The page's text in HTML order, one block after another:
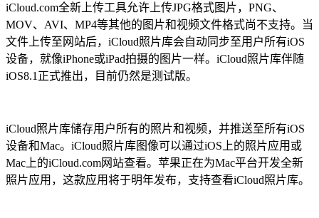
iCloud.com全新上传工具允许上传JPG格式图片，PNG、
MOV、AVI、MP4等其他的图片和视频文件格式尚不支持。当
文件上传至网站后，iCloud照片库会自动同步至用户所有iOS
设备，就像iPhone或iPad拍摄的图片一样。iCloud照片库伴随
iOS8.1正式推出，目前仍然是测试版。
iCloud照片库储存用户所有的照片和视频，并推送至所有iOS
设备和Mac。iCloud照片库图像可以通过iOS上的照片应用或
Mac上的iCloud.com网站查看。苹果正在为Mac平台开发全新
照片应用，这款应用将于明年发布，支持查看iCloud照片库。